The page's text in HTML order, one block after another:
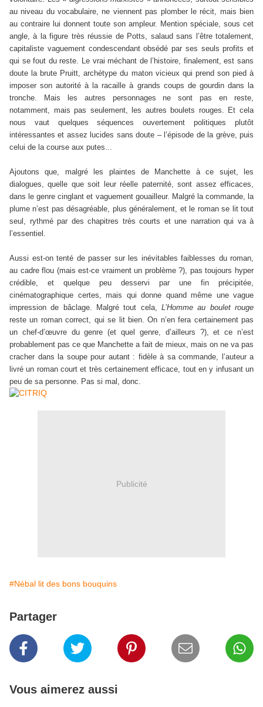
au niveau du vocabulaire, ne viennent pas plomber le récit, mais bien
au contraire lui donnent toute son ampleur. Mention spéciale, sous cet
angle, à la figure très réussie de Potts, salaud sans l’être totalement,
capitaliste vaguement condescendant obsédé par ses seuls profits et
qui se fout du reste. Le vrai méchant de l’histoire, finalement, est sans
doute la brute Pruitt, archétype du maton vicieux qui prend son pied à
imposer son autorité à la racaille à grands coups de gourdin dans la
tronche. Mais les autres personnages ne sont pas en reste,
notamment, mais pas seulement, les autres boulets rouges. Et cela
nous vaut quelques séquences ouvertement politiques plutôt
intéressantes et assez lucides sans doute – l’épisode de la grève, puis
celui de la course aux putes...
Ajoutons que, malgré les plaintes de Manchette à ce sujet, les
dialogues, quelle que soit leur réelle paternité, sont assez efficaces,
dans le genre cinglant et vaguement gouailleur. Malgré la commande, la
plume n’est pas désagréable, plus généralement, et le roman se lit tout
seul, rythmé par des chapitres très courts et une narration qui va à
l’essentiel.
Aussi est-on tenté de passer sur les inévitables faiblesses du roman,
au cadre flou (mais est-ce vraiment un problème ?), pas toujours hyper
crédible, et quelque peu desservi par une fin précipitée,
cinématographique certes, mais qui donne quand même une vague
impression de bâclage. Malgré tout cela, L’Homme au boulet rouge
reste un roman correct, qui se lit bien. On n’en fera certainement pas
un chef-d’œuvre du genre (et quel genre, d’ailleurs ?), et ce n’est
probablement pas ce que Manchette a fait de mieux, mais on ne va pas
cracher dans la soupe pour autant : fidèle à sa commande, l’auteur a
livré un roman court et très certainement efficace, tout en y infusant un
peu de sa personne. Pas si mal, donc.
Publicité
#Nébal lit des bons bouquins
Partager
Vous aimerez aussi